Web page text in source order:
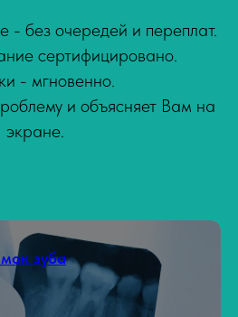
- без очередей и переплат.
сертифицировано.
- мгновенно.
и объясняет Вам на
экране.
зуба